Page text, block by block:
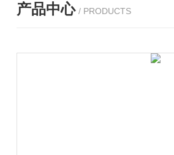
苯基色谱柱 COSMOSIL 1.8PBr色谱柱
色谱柱
产品中心 / PRODUCTS